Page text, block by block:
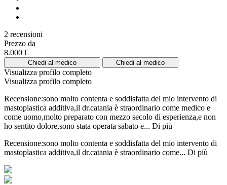
2 recensioni
Prezzo da
8.000 €
Chiedi al medico Chiedi al medico
Visualizza profilo completo
Visualizza profilo completo
Recensione:sono molto contenta e soddisfatta del mio intervento di
mastoplastica additiva,il dr.catania è straordinario come medico e
come uomo,molto preparato con mezzo secolo di esperienza,e non
ho sentito dolore,sono stata operata sabato e... Di più
Recensione:sono molto contenta e soddisfatta del mio intervento di
mastoplastica additiva,il dr.catania è straordinario come... Di più